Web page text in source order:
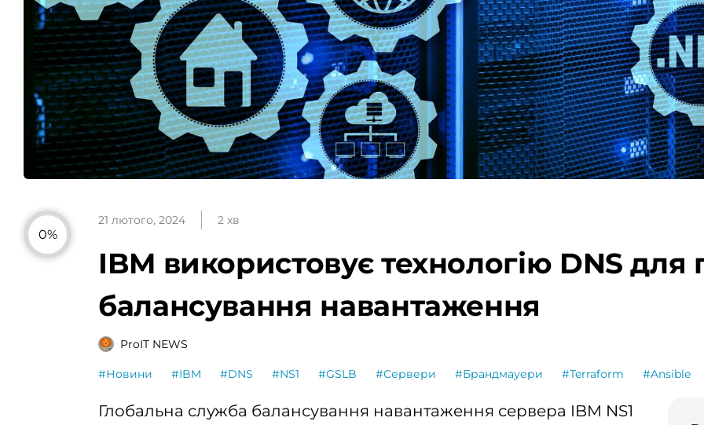
0%
21 лютого, 2024 2 хв
IBM використовує технологію DNS
балансування навантаження
ProIT NEWS
#Новини #IBM #DNS #NS1 #GSLB #Сервери #Брандмауери #Terraform #Ansible
Глобальна служба балансування навантаження сервера IBM NS1